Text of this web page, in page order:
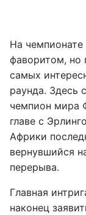
На
фаворитом, но
самых
раунда. Здесь
чемпион мира
главе с
Африки
вернувшийся
перерыва.
Главная
наконец